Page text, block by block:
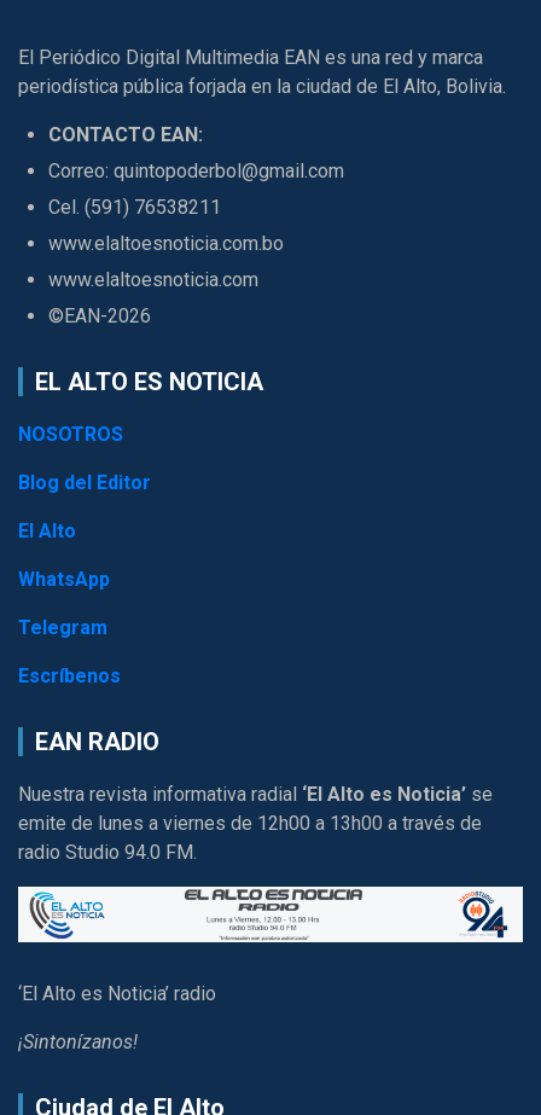
El Periódico Digital Multimedia EAN es una red y marca
periodística pública forjada en la ciudad de El Alto, Bolivia.
CONTACTO EAN:
Correo: quintopoderbol@gmail.com
Cel. (591) 76538211
www.elaltoesnoticia.com.bo
www.elaltoesnoticia.com
©EAN-2026
EL ALTO ES NOTICIA
NOSOTROS
Blog del Editor
El Alto
WhatsApp
Telegram
Escríbenos
EAN RADIO
Nuestra revista informativa radial ‘El Alto es Noticia’ se
emite de lunes a viernes de 12h00 a 13h00 a través de
radio Studio 94.0 FM.
‘El Alto es Noticia’ radio
¡Sintonízanos!
Ciudad de El Alto